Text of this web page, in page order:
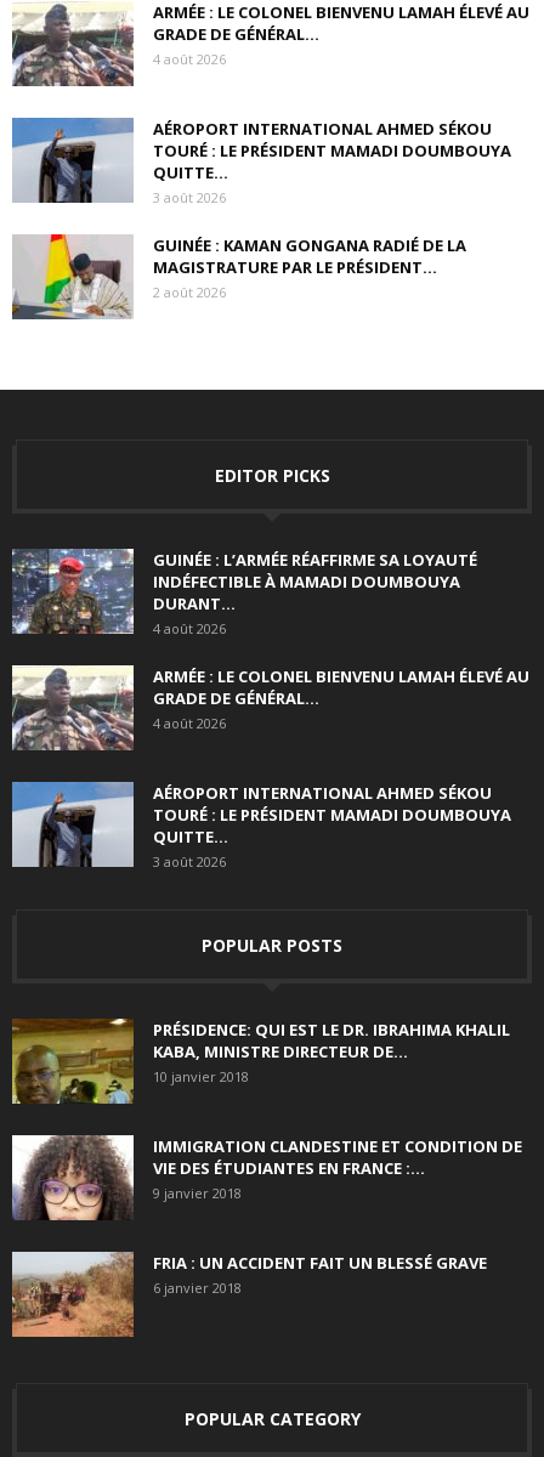
ARMÉE : LE COLONEL BIENVENU LAMAH ÉLEVÉ AU
GRADE DE GÉNÉRAL...
4 août 2026
AÉROPORT INTERNATIONAL AHMED SÉKOU
TOURÉ : LE PRÉSIDENT MAMADI DOUMBOUYA
QUITTE...
3 août 2026
GUINÉE : KAMAN GONGANA RADIÉ DE LA
MAGISTRATURE PAR LE PRÉSIDENT...
2 août 2026
EDITOR PICKS
GUINÉE : L’ARMÉE RÉAFFIRME SA LOYAUTÉ
INDÉFECTIBLE À MAMADI DOUMBOUYA
DURANT...
4 août 2026
ARMÉE : LE COLONEL BIENVENU LAMAH ÉLEVÉ AU
GRADE DE GÉNÉRAL...
4 août 2026
AÉROPORT INTERNATIONAL AHMED SÉKOU
TOURÉ : LE PRÉSIDENT MAMADI DOUMBOUYA
QUITTE...
3 août 2026
POPULAR POSTS
PRÉSIDENCE: QUI EST LE DR. IBRAHIMA KHALIL
KABA, MINISTRE DIRECTEUR DE...
10 janvier 2018
IMMIGRATION CLANDESTINE ET CONDITION DE
VIE DES ÉTUDIANTES EN FRANCE :...
9 janvier 2018
FRIA : UN ACCIDENT FAIT UN BLESSÉ GRAVE
6 janvier 2018
POPULAR CATEGORY